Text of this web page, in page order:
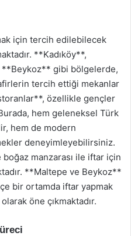
için tercih edilebilecek
**Kadıköy**,
gibi bölgelerde,
tercih ettiği mekanlar
özellikle gençler
hem geleneksel Türk
hem de modern
deneyimleyebilirsiniz.
manzarası ile iftar için
**Maltepe ve Beykoz**
bir ortamda iftar yapmak
öne çıkmaktadır.